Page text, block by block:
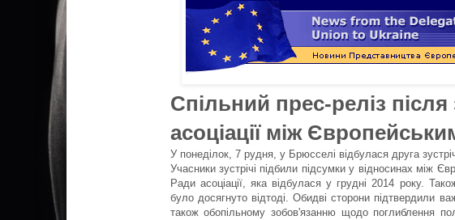
Спільний прес-реліз після
асоціації між
У понеділок, 7 рудня, у Брюсселі відбулася друга
Учасники зустрічі підбили підсумки у відносинах між
Ради асоціації, яка відбулася у грудні 2014 року.
було досягнуто відтоді. Обидві сторони підтвердили
також обопільному зобов'язанню щодо поглиблення